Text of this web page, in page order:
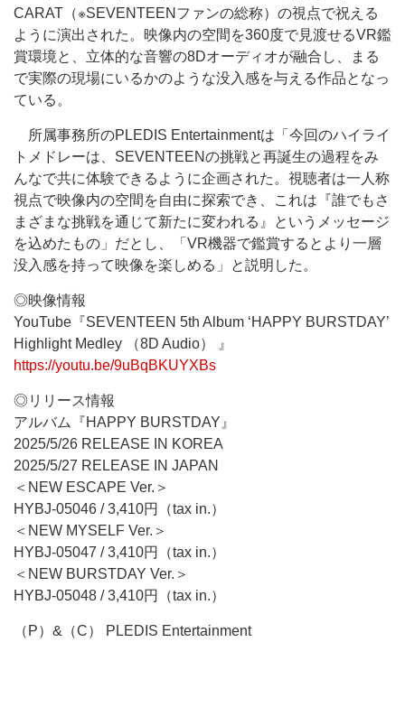
CARAT（※SEVENTEENファンの総称）の視点で祝える
ように演出された。映像内の空間を360度で見渡せるVR鑑
賞環境と、立体的な音響の8Dオーディオが融合し、まる
で実際の現場にいるかのような没入感を与える作品となっ
ている。
所属事務所のPLEDIS Entertainmentは「今回のハイライ
トメドレーは、SEVENTEENの挑戦と再誕生の過程をみ
んなで共に体験できるように企画された。視聴者は一人称
視点で映像内の空間を自由に探索でき、これは『誰でもさ
まざまな挑戦を通じて新たに変われる』というメッセージ
を込めたもの」だとし、「VR機器で鑑賞するとより一層
没入感を持って映像を楽しめる」と説明した。
◎映像情報
YouTube『SEVENTEEN 5th Album ‘HAPPY BURSTDAY’
Highlight Medley （8D Audio） 』
https://youtu.be/9uBqBKUYXBs
◎リリース情報
アルバム『HAPPY BURSTDAY』
2025/5/26 RELEASE IN KOREA
2025/5/27 RELEASE IN JAPAN
＜NEW ESCAPE Ver.＞
HYBJ-05046 / 3,410円（tax in.）
＜NEW MYSELF Ver.＞
HYBJ-05047 / 3,410円（tax in.）
＜NEW BURSTDAY Ver.＞
HYBJ-05048 / 3,410円（tax in.）
（P）&（C） PLEDIS Entertainment